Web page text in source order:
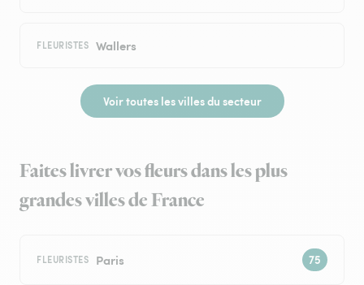
FLEURISTES Wallers
Voir toutes les villes du secteur
Faites livrer vos fleurs dans les plus
grandes villes de France
FLEURISTES Paris